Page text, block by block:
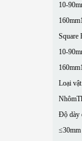
10-
160mm
Square
10-
160mm
Loại
Nhôm
Độ dày
≤30mm